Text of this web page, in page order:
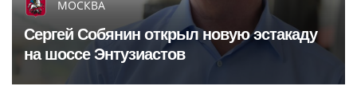
МОСКВА
Сергей Собянин открыл новую эстакаду
на шоссе Энтузиастов